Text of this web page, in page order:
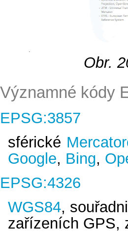
Obr.
Významné kódy
EPSG:3857
sférické
Google, Bing,
EPSG:4326
WGS84,
zařízeních GPS,